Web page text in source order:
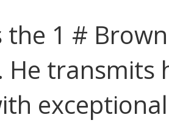
the 1 #
He